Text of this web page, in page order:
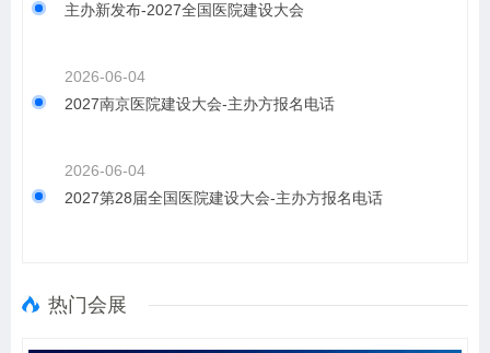
主办新发布-2027全国医院建设大会
2026-06-04
2027南京医院建设大会-主办方报名电话
2026-06-04
2027第28届全国医院建设大会-主办方报名电话
热门会展